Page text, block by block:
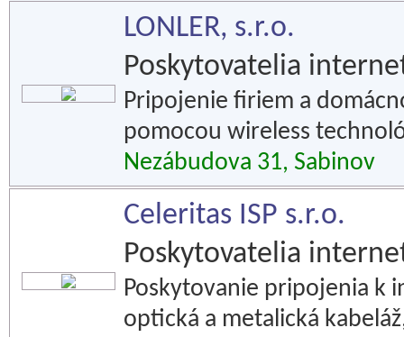
LONLER, s.r.o.
Poskytovatelia
Pripojenie firiem a
pomocou wireless
Nezábudova 31, Sabinov
Celeritas ISP s.r.o.
Poskytovatelia
Poskytovanie pripojenia k
optická a metalická